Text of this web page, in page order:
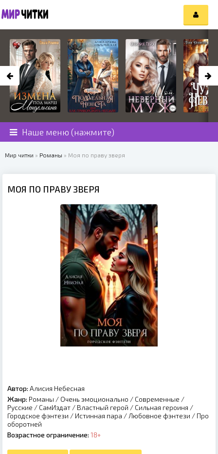
Наше меню (нажмите)
Мир читки » Романы » Моя по праву зверя
МОЯ ПО ПРАВУ ЗВЕРЯ
Автор: Алисия Небесная
Жанр: Романы / Очень эмоционально / Современные /
Русские / СамИздат / Властный герой / Сильная героиня /
Городское фэнтези / Истинная пара / Любовное фэнтези / Про
оборотней
Возрастное ограничение: 18+